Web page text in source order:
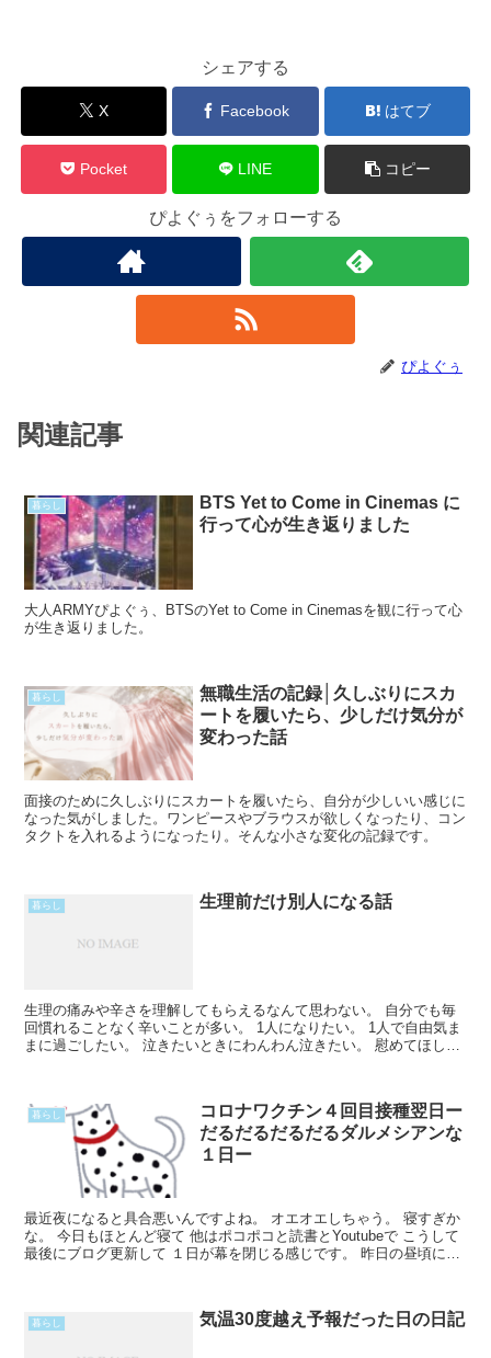
シェアする
X Facebook はてブ
Pocket LINE コピー
ぴよぐぅをフォローする
ぴよぐぅ
関連記事
暮らし
BTS Yet to Come in Cinemas に
行って心が生き返りました
大人ARMYぴよぐぅ、BTSのYet to Come in Cinemasを観に行って心
が生き返りました。
暮らし
無職生活の記録│久しぶりにスカ
ートを履いたら、少しだけ気分が
変わった話
面接のために久しぶりにスカートを履いたら、自分が少しいい感じに
なった気がしました。ワンピースやブラウスが欲しくなったり、コン
タクトを入れるようになったり。そんな小さな変化の記録です。
暮らし 生理前だけ別人になる話
生理の痛みや辛さを理解してもらえるなんて思わない。 自分でも毎
回慣れることなく辛いことが多い。 1人になりたい。 1人で自由気ま
まに過ごしたい。 泣きたいときにわんわん泣きたい。 慰めてほしい
暮らし
コロナワクチン４回目接種翌日ー
だるだるだるだるダルメシアンな
１日ー
最近夜になると具合悪いんですよね。 オエオエしちゃう。 寝すぎか
な。 今日もほとんど寝て 他はポコポコと読書とYoutubeで こうして
最後にブログ更新して １日が幕を閉じる感じです。 昨日の昼頃にワ
暮らし 気温30度越え予報だった日の日記